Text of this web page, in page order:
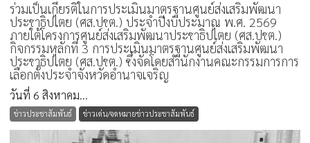
ร่วมเป็นเกียรติในการประเมินมาตรฐานศูนย์ส่งเสริมพัฒนา
ประชาธิปไตย (ศส.ปชต.) ประจำปีงบประมาณ พ.ศ. 2569
ภายใต้โครงการศูนย์ส่งเสริมพัฒนาประชาธิปไตย (ศส.ปชต.)
กิจกรรมหลักที่ 3 การประเมินมาตรฐานศูนย์ส่งเสริมพัฒนา
ประชาธิปไตย (ศส.ปชต.) ซึ่งจัดโดยสำนักงานคณะกรรมการการ
เลือกตั้งประจำจังหวัดอำนาจเจริญ
วันที่ 6 สิงหาคม...
ข่าวประชาสัมพันธ์ ข่าวเด่น/จดหมายข่าวประชาสัมพันธ์